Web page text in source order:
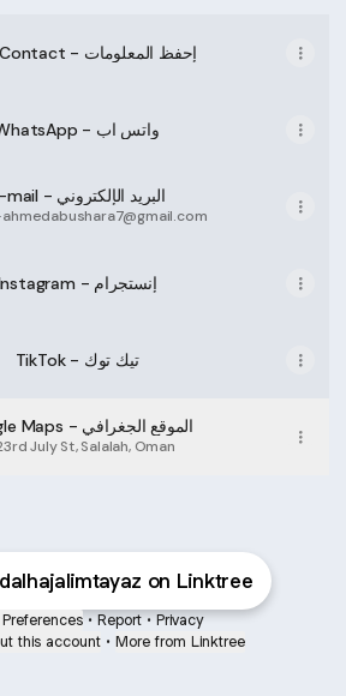
Save Contact - إحفظ المعلومات
WhatsApp - واتس اب
E-mail - البريد الإلكتروني
·ahmedabushara7@gmail.com
Instagram - إنستجرام
TikTok - تيك توك
Google Maps - الموقع الجغرافي
July St, Salalah, Oman
on Linktree
• Report • Privacy
this account • More from Linktree